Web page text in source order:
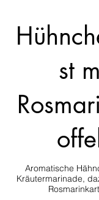
st
Aromatische
Kräutermarinade,